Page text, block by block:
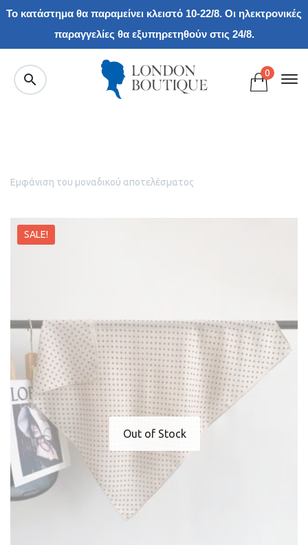
Το κατάστημα θα παραμείνει κλειστό 10-22/8. Οι ηλεκτρονικές
παραγγελίες θα εξυπηρετηθούν στις 24/8.
0
Εμφάνιση του μοναδικού αποτελέσματος
SALE!
Out of Stock